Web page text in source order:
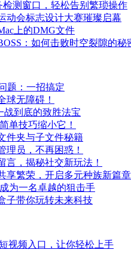
测窗口，轻松告别繁琐操作
会标志设计大赛璀璨启幕
上的DMG文件
：如何击败时空裂隙的秘
题：一招搞定
球无障碍！
战到底的致胜法宝
单技巧缩小它！
件夹与子文件秘籍
理员，不再困惑！
言，揭秘社交新玩法！
享繁荣，开启多元种族新篇章
为一名卓越的狙击手
子带你玩转未来科技
视频入口，让你轻松上手